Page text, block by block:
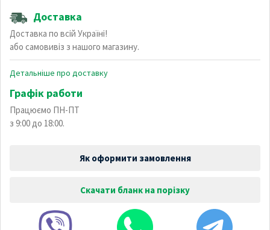
Доставка
Доставка по всій Україні!
або самовивіз з нашого магазину.
Детальніше про доставку
Графік работи
Працюємо ПН-ПТ
з 9:00 до 18:00.
Як оформити замовлення
Скачати бланк на порізку